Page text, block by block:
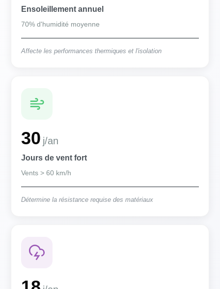
Ensoleillement annuel
70% d'humidité moyenne
Affecte les performances thermiques et l'isolation
30 j/an
Jours de vent fort
Vents > 60 km/h
Détermine la résistance requise des matériaux